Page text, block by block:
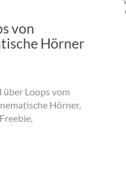
von
Hörner
über Loops vom
Hörner,